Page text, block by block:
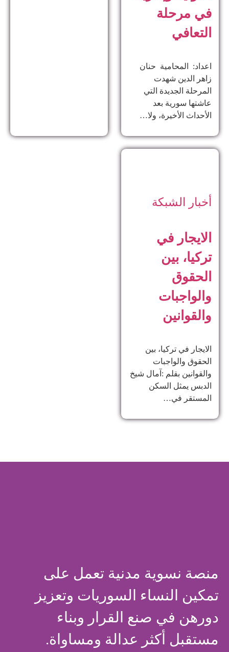
في مرحلة
التعافي
اعداد: المحامية حنان
زاهر الدين ​شهدت
المرحلة الجديدة التي
عاشتها سورية بعد
الأحداث الأخيرة، ولا…
أخبار الشبكة
الايجار في
تركيا، بين
الحقوق
والواجبات
والقوانين
الايجار في تركيا، بين
الحقوق والواجبات
والقوانين بقلم :آمال شيخ
الدبس يمثل السكن
المستقر في…
منصة نسوية مدنية تعمل على
تمكين النساء السوريات وتعزيز
دورهن في صنع القرار وبناء
مستقبل أكثر عدالة ومساواة.